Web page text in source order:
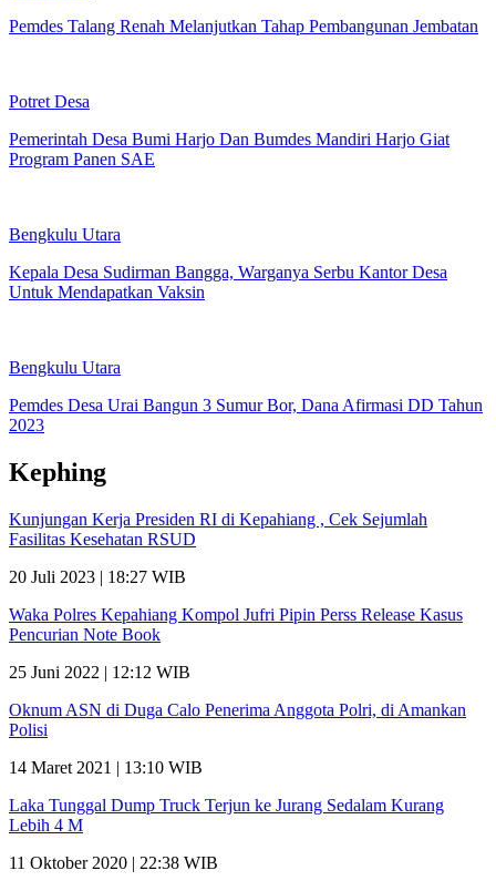
Pemdes Talang Renah Melanjutkan Tahap Pembangunan Jembatan
Potret Desa
Pemerintah Desa Bumi Harjo Dan Bumdes Mandiri Harjo Giat
Program Panen SAE
Bengkulu Utara
Kepala Desa Sudirman Bangga, Warganya Serbu Kantor Desa
Untuk Mendapatkan Vaksin
Bengkulu Utara
Pemdes Desa Urai Bangun 3 Sumur Bor, Dana Afirmasi DD Tahun
2023
Kephing
Kunjungan Kerja Presiden RI di Kepahiang , Cek Sejumlah
Fasilitas Kesehatan RSUD
20 Juli 2023 | 18:27 WIB
Waka Polres Kepahiang Kompol Jufri Pipin Perss Release Kasus
Pencurian Note Book
25 Juni 2022 | 12:12 WIB
Oknum ASN di Duga Calo Penerima Anggota Polri, di Amankan
Polisi
14 Maret 2021 | 13:10 WIB
Laka Tunggal Dump Truck Terjun ke Jurang Sedalam Kurang
Lebih 4 M
11 Oktober 2020 | 22:38 WIB